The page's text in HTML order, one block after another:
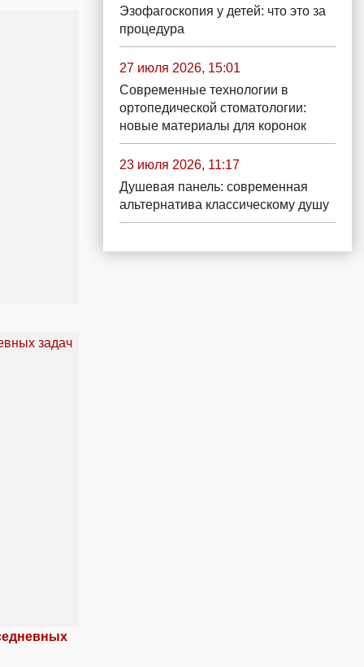
Эзофагоскопия у детей: что это за
процедура
27 июля 2026, 15:01
Современные технологии в
ортопедической стоматологии:
новые материалы для коронок
23 июля 2026, 11:17
Душевая панель: современная
альтернатива классическому душу